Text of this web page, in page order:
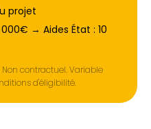
projet
→ Aides État : 10
contractuel. Variable
d'éligibilité.